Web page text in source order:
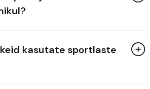
kasutate sportlaste